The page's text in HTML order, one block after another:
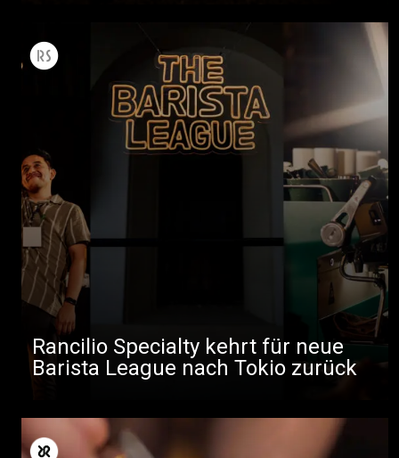
Rancilio Specialty kehrt für neue
Barista League nach Tokio zurück